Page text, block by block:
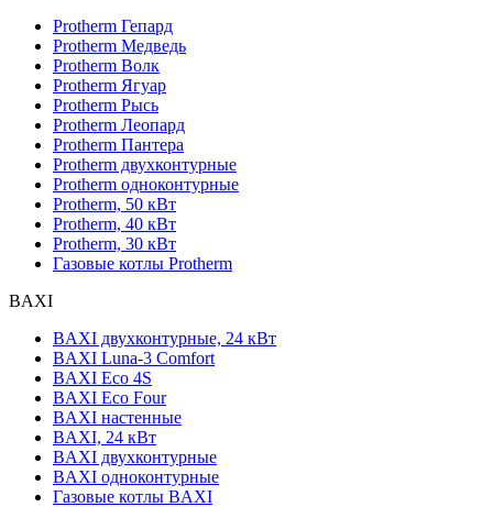
Protherm Гепард
Protherm Медведь
Protherm Волк
Protherm Ягуар
Protherm Рысь
Protherm Леопард
Protherm Пантера
Protherm двухконтурные
Protherm одноконтурные
Protherm, 50 кВт
Protherm, 40 кВт
Protherm, 30 кВт
Газовые котлы Protherm
BAXI
BAXI двухконтурные, 24 кВт
BAXI Luna-3 Comfort
BAXI Eco 4S
BAXI Eco Four
BAXI настенные
BAXI, 24 кВт
BAXI двухконтурные
BAXI одноконтурные
Газовые котлы BAXI